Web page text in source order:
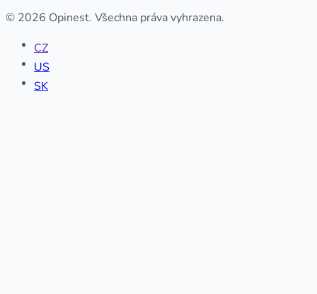
© 2026 Opinest. Všechna práva vyhrazena.
CZ
US
SK